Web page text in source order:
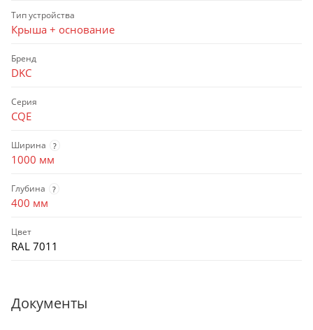
Тип устройства
Крыша + основание
Бренд
DKC
Серия
CQE
Ширина ?
1000 мм
Глубина ?
400 мм
Цвет
RAL 7011
Документы